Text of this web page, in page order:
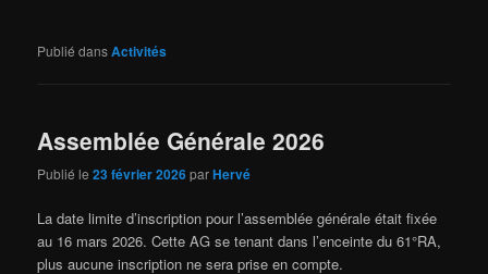
Publié dansActivités
Assemblée Générale 2026
Publié le23 février 2026parHervé
La date limite d’inscription pour l’assemblée générale était fixée
au 16 mars 2026. Cette AG se tenant dans l’enceinte du 61°RA,
plus aucune inscription ne sera prise en compte.